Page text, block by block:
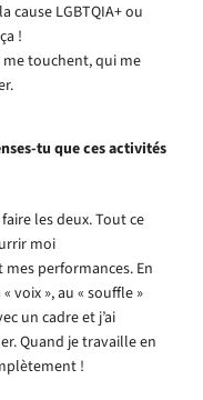
cause LGBTQIA+ ou
!
me touchent, qui me
tu que ces activités
les deux. Tout ce
moi
performances. En
voix », au « souffle »
un cadre et j’ai
Quand je travaille en
!